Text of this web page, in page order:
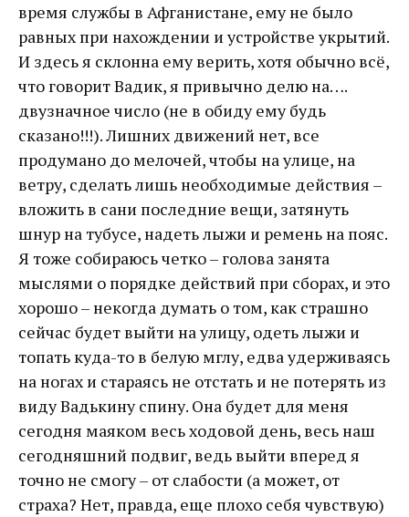
время службы в Афганистане, ему не было
равных при нахождении и устройстве укрытий.
И здесь я склонна ему верить, хотя обычно всё,
что говорит Вадик, я привычно делю на….
двузначное число (не в обиду ему будь
сказано!!!). Лишних движений нет, все
продумано до мелочей, чтобы на улице, на
ветру, сделать лишь необходимые действия –
вложить в сани последние вещи, затянуть
шнур на тубусе, надеть лыжи и ремень на пояс.
Я тоже собираюсь четко – голова занята
мыслями о порядке действий при сборах, и это
хорошо – некогда думать о том, как страшно
сейчас будет выйти на улицу, одеть лыжи и
топать куда-то в белую мглу, едва удерживаясь
на ногах и стараясь не отстать и не потерять из
виду Вадькину спину. Она будет для меня
сегодня маяком весь ходовой день, весь наш
сегодняшний подвиг, ведь выйти вперед я
точно не смогу – от слабости (а может, от
страха? Нет, правда, еще плохо себя чувствую)